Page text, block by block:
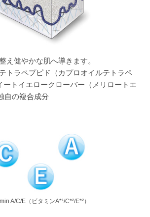
え健やかな肌へ導きます。
トラペプピド（カプロオイルテトラペ
ートイエロークローバー（メリロートエ
自の複合成分
A/C/E（ビタミンA*¹/C*²/E*²）